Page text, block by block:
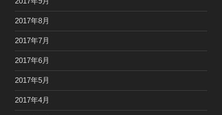
2017年8月
2017年7月
2017年6月
2017年5月
2017年4月